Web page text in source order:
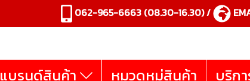
062-965-6663 (08.30-16.30) /
แบรนด์สินค้า หมวดหมู่สินค้า บริก